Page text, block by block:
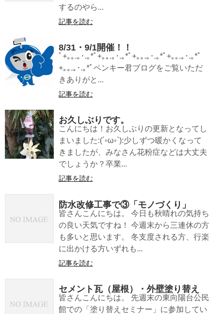
するのやら...
記事を読む
8/31・9/1開催！！
ﾟ+｡｡.｡･.｡*ﾟ+｡｡.｡･.｡*ﾟ+｡｡.｡･.｡*ﾟ+｡｡.｡･.｡*ﾟ
+｡｡.｡･.｡*ﾟペンキー君ブログをご覧いただ
きありがと...
記事を読む
お久しぶりです。
こんにちは！お久しぶりの更新となってし
まいました:(´◦ω◦`):少しずつ暖かくなって
きましたが、みなさん花粉症などは大丈夫
でしょうか？卒業...
記事を読む
防水改修工事で③「モノづくり」
皆さんこんにちは。 今日も秋晴れの気持ち
の良い天気ですね！ 今週末から三連休の方
も多いと思います。 冬支度される方、行楽
に出かける方いずれも...
記事を読む
セメント瓦（屋根）・外壁塗り替え
皆さんこんにちは。 先週末の東向陽台公民
館での「塗り替えセミナー」に参加してい